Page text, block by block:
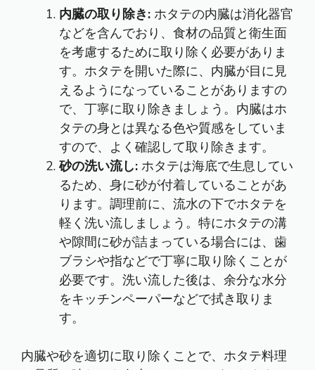
内臓の取り除き: ホタテの内臓は消化器官
などを含んでおり、食材の品質と衛生面
を考慮するために取り除く必要がありま
す。ホタテを開いた際に、内臓が目に見
えるようになっていることがありますの
で、丁寧に取り除きましょう。内臓はホ
タテの身とは異なる色や質感をしていま
すので、よく確認して取り除きます。
砂の洗い流し: ホタテは海底で生息してい
るため、身に砂が付着していることがあ
ります。調理前に、流水の下でホタテを
軽く洗い流しましょう。特にホタテの溝
や隙間に砂が詰まっている場合には、歯
ブラシや指などで丁寧に取り除くことが
必要です。洗い流した後は、余分な水分
をキッチンペーパーなどで拭き取りま
す。
内臓や砂を適切に取り除くことで、ホタテ料理